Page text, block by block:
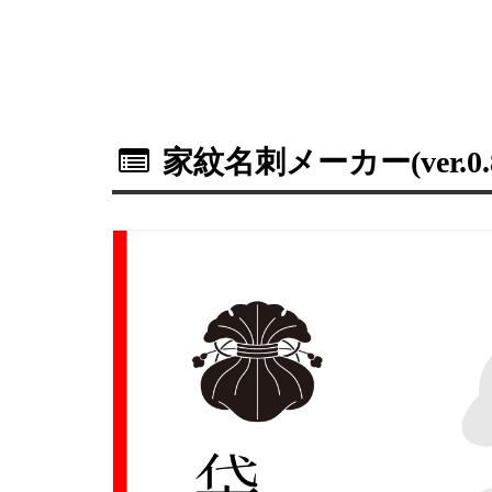
家紋名刺メーカー